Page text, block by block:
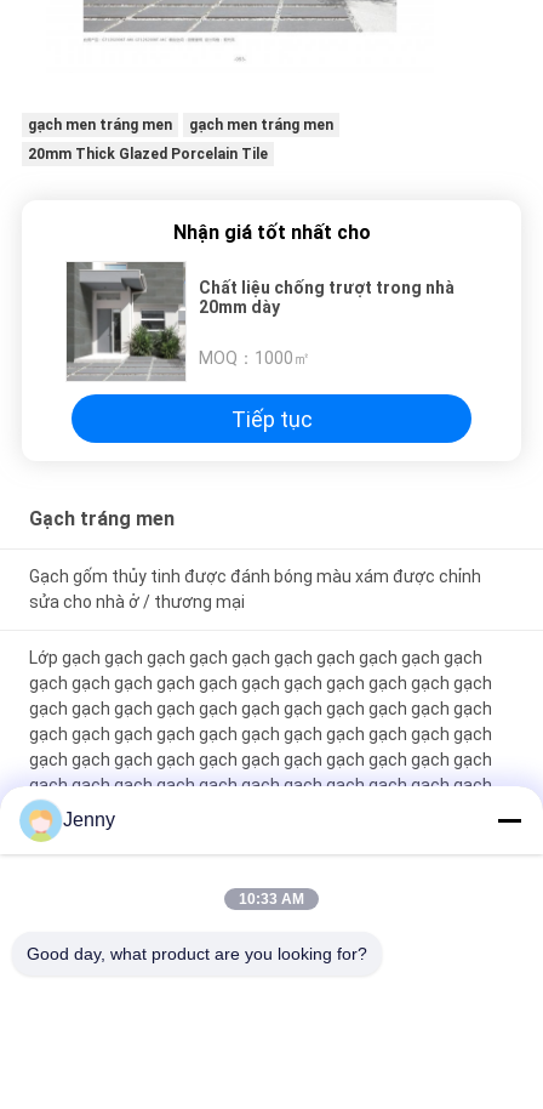
gạch men tráng men
gạch men tráng men
20mm Thick Glazed Porcelain Tile
Nhận giá tốt nhất cho
Chất liệu chống trượt trong nhà
20mm dày
MOQ： 1000㎡
Tiếp tục
Gạch tráng men
Gạch gốm thủy tinh được đánh bóng màu xám được chỉnh
sửa cho nhà ở / thương mại
Lớp gạch gạch gạch gạch gạch gạch gạch gạch gạch gạch
gạch gạch gạch gạch gạch gạch gạch gạch gạch gạch gạch
gạch gạch gạch gạch gạch gạch gạch gạch gạch gạch gạch
gạch gạch gạch gạch gạch gạch gạch gạch gạch gạch gạch
gạch gạch gạch gạch gạch gạch gạch gạch gạch gạch gạch
gạch gạch gạch gạch gạch gạch gạch gạch gạch gạch gạch
gạch gạch gạch gạch gạch gạch gạch gạch gạch gạch gạch
gạch gạch gạch gạch gạch gạch gạch gạch gạch gạch gạch
gạch gạch gạch gạch gạch gạch gạch gạch gạch gạch gạch
Finish With 0.05% Water Absorption
Jenny
10:33 AM
Good day, what product are you looking for?